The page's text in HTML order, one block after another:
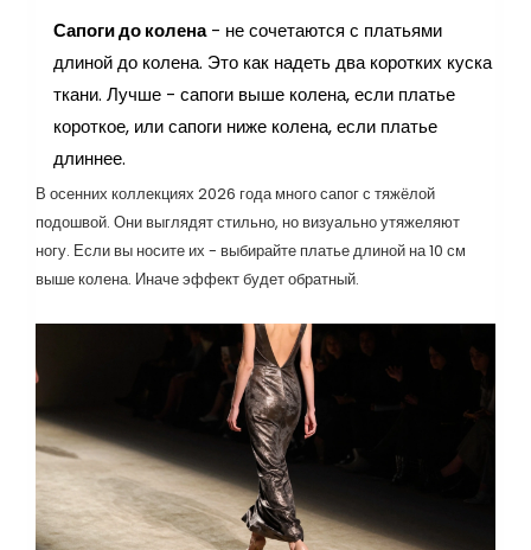
Сапоги до колена- не сочетаются с платьями
длиной до колена. Это как надеть два коротких куска
ткани. Лучше - сапоги выше колена, если платье
короткое, или сапоги ниже колена, если платье
длиннее.
В осенних коллекциях 2026 года много сапог с тяжёлой
подошвой. Они выглядят стильно, но визуально утяжеляют
ногу. Если вы носите их - выбирайте платье длиной на 10 см
выше колена. Иначе эффект будет обратный.